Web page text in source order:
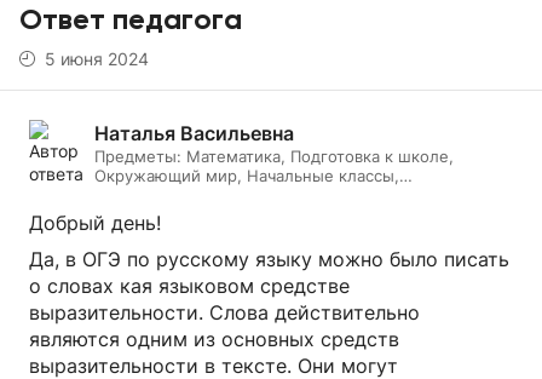
Ответ педагога
5 июня 2024
Наталья Васильевна
Предметы: Математика, Подготовка к школе,
Окружающий мир, Начальные классы,
Добрый день!
Да, в ОГЭ по русскому языку можно было писать
о словах кая языковом средстве
выразительности. Слова действительно
являются одним из основных средств
выразительности в тексте. Они могут